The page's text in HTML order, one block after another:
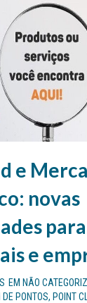
e
novas
para
e
EM NÃO
DE PONTOS, POINT